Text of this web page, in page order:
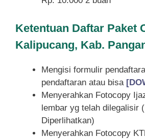
Ketentuan Daftar Paket
Kalipucang, Kab.
Mengisi formulir
pendaftaran atau bisa
Menyerahkan Fotocopy
lembar yg telah dilegalisir
Diperlihatkan)
Menyerahkan Fotocopy